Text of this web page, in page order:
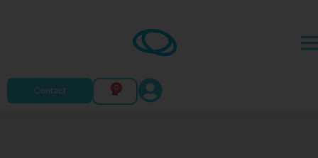
Contact 0